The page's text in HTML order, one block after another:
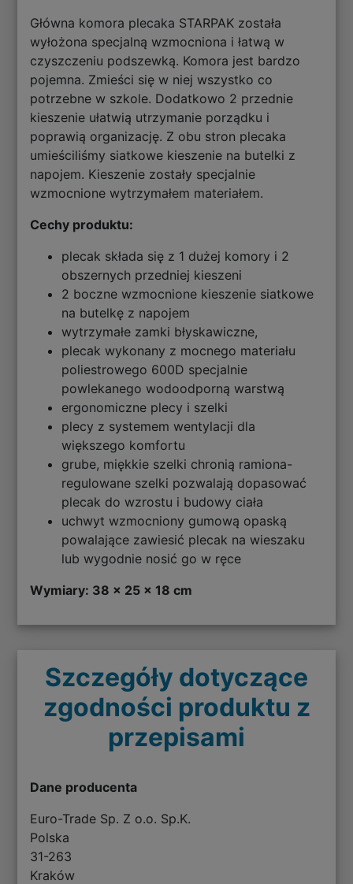
Główna komora plecaka STARPAK została
wyłożona specjalną wzmocniona i łatwą w
czyszczeniu podszewką. Komora jest bardzo
pojemna. Zmieści się w niej wszystko co
potrzebne w szkole. Dodatkowo 2 przednie
kieszenie ułatwią utrzymanie porządku i
poprawią organizację. Z obu stron plecaka
umieściliśmy siatkowe kieszenie na butelki z
napojem. Kieszenie zostały specjalnie
wzmocnione wytrzymałem materiałem.
Cechy produktu:
plecak składa się z 1 dużej komory i 2
obszernych przedniej kieszeni
2 boczne wzmocnione kieszenie siatkowe
na butelkę z napojem
wytrzymałe zamki błyskawiczne,
plecak wykonany z mocnego materiału
poliestrowego 600D specjalnie
powlekanego wodoodporną warstwą
ergonomiczne plecy i szelki
plecy z systemem wentylacji dla
większego komfortu
grube, miękkie szelki chronią ramiona-
regulowane szelki pozwalają dopasować
plecak do wzrostu i budowy ciała
uchwyt wzmocniony gumową opaską
powalające zawiesić plecak na wieszaku
lub wygodnie nosić go w ręce
Wymiary: 38 x 25 x 18 cm
Szczegóły dotyczące
zgodności produktu z
przepisami
Dane producenta
Euro-Trade Sp. Z o.o. Sp.K.
Polska
31-263
Kraków